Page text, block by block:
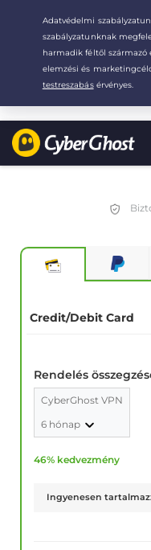
Your choice:The Best
Credit/Debit Card
Rendelés
CyberGhost VPN
6 hónap
46% kedvezmény
Ingyenesen